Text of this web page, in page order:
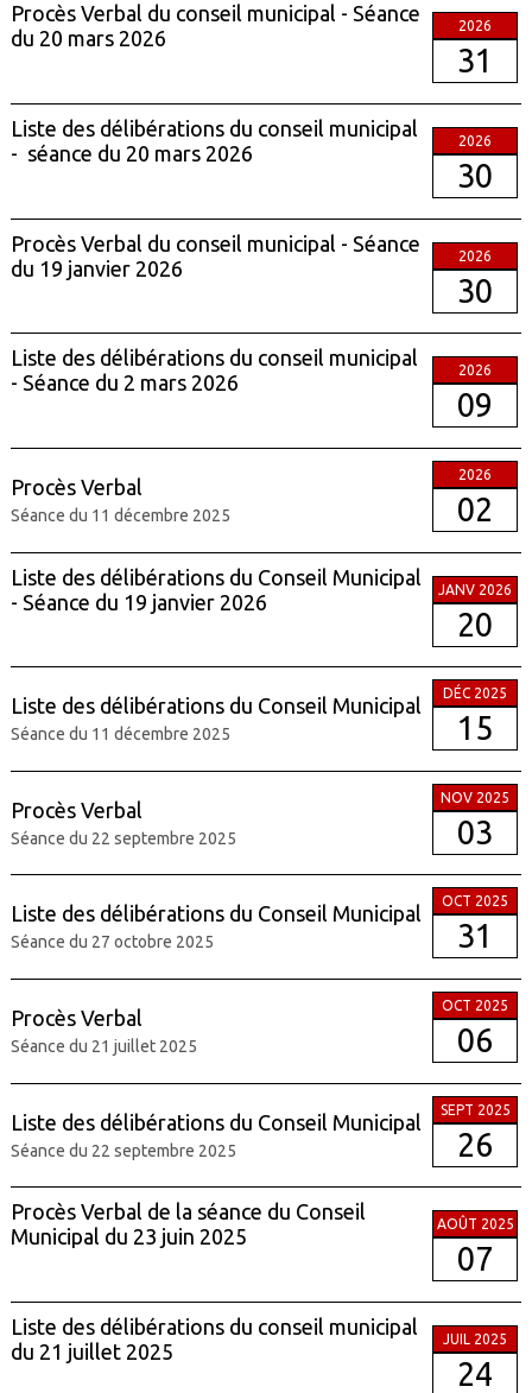
Procès Verbal du conseil municipal - Séance
du 20 mars 2026
2026
31
Liste des délibérations du conseil municipal
- séance du 20 mars 2026
2026
30
Procès Verbal du conseil municipal - Séance
du 19 janvier 2026
2026
30
Liste des délibérations du conseil municipal
- Séance du 2 mars 2026
2026
09
Procès Verbal
Séance du 11 décembre 2025
2026
02
Liste des délibérations du Conseil Municipal
- Séance du 19 janvier 2026
JANV 2026
20
Liste des délibérations du Conseil Municipal
Séance du 11 décembre 2025
DÉC 2025
15
Procès Verbal
Séance du 22 septembre 2025
NOV 2025
03
Liste des délibérations du Conseil Municipal
Séance du 27 octobre 2025
OCT 2025
31
Procès Verbal
Séance du 21 juillet 2025
OCT 2025
06
Liste des délibérations du Conseil Municipal
Séance du 22 septembre 2025
SEPT 2025
26
Procès Verbal de la séance du Conseil
Municipal du 23 juin 2025
AOÛT 2025
07
Liste des délibérations du conseil municipal
du 21 juillet 2025
JUIL 2025
24